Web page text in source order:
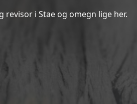
i Stae og omegn lige her.